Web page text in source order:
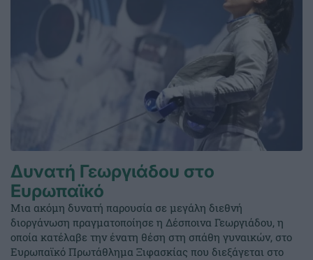
Δυνατή Γεωργιάδου στο
Ευρωπαϊκό
Μια ακόμη δυνατή παρουσία σε μεγάλη διεθνή
διοργάνωση πραγματοποίησε η Δέσποινα Γεωργιάδου, η
οποία κατέλαβε την ένατη θέση στη σπάθη γυναικών, στο
Ευρωπαϊκό Πρωτάθλημα Ξιφασκίας που διεξάγεται στο